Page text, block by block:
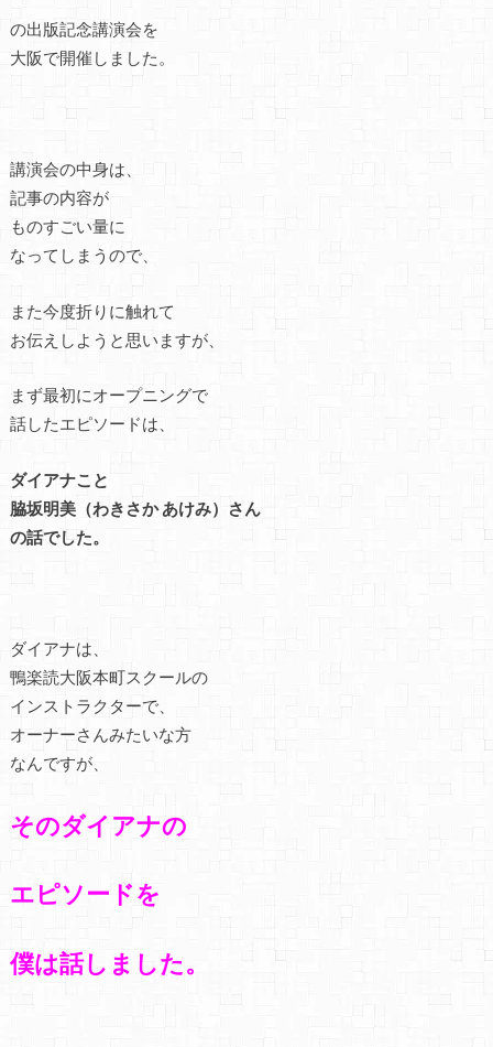
の出版記念講演会を
大阪で開催しました。
講演会の中身は、
記事の内容が
ものすごい量に
なってしまうので、
また今度折りに触れて
お伝えしようと思いますが、
まず最初にオープニングで
話したエピソードは、
ダイアナこと
脇坂明美（わきさか あけみ）さん
の話でした。
ダイアナは、
鴨楽読大阪本町スクールの
インストラクターで、
オーナーさんみたいな方
なんですが、
そのダイアナの
エピソードを
僕は話しました。